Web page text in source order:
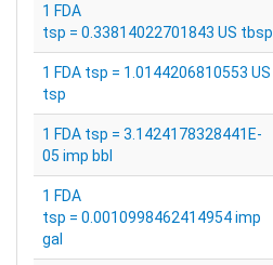
1 FDA
tsp = 0.33814022701843 US tbsp
1 FDA tsp = 1.0144206810553 US
tsp
1 FDA tsp = 3.1424178328441E-
05 imp bbl
1 FDA
tsp = 0.0010998462414954 imp
gal